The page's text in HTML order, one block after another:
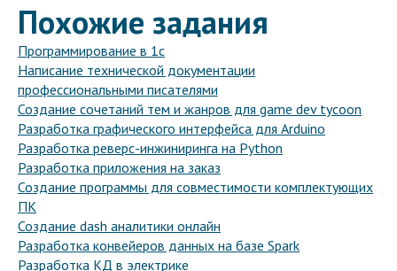
Похожие задания
Программирование в 1с
Написание технической документации
профессиональными писателями
Создание сочетаний тем и жанров для game dev tycoon
Разработка графического интерфейса для Arduino
Разработка реверс-инжиниринга на Python
Разработка приложения на заказ
Создание программы для совместимости комплектующих
ПК
Создание dash аналитики онлайн
Разработка конвейеров данных на базе Spark
Разработка КД в электрике